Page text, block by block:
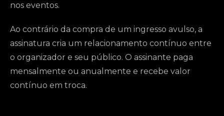
nos eventos.
Ao contrário da compra de um ingresso avulso, a
assinatura cria um relacionamento contínuo entre
o organizador e seu público. O assinante paga
mensalmente ou anualmente e recebe valor
contínuo em troca.